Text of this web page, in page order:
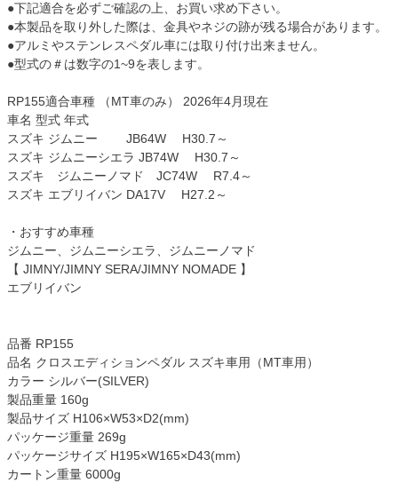
●下記適合を必ずご確認の上、お買い求め下さい。
●本製品を取り外した際は、金具やネジの跡が残る場合があります。
●アルミやステンレスペダル車には取り付け出来ません。
●型式の＃は数字の1~9を表します。
RP155適合車種 （MT車のみ） 2026年4月現在
車名 型式 年式
スズキ ジムニー JB64W H30.7～
スズキ ジムニーシエラ JB74W H30.7～
スズキ ジムニーノマド JC74W R7.4～
スズキ エブリイバン DA17V H27.2～
・おすすめ車種
ジムニー、ジムニーシエラ、ジムニーノマド
【 JIMNY/JIMNY SERA/JIMNY NOMADE 】
エブリイバン
品番 RP155
品名 クロスエディションペダル スズキ車用（MT車用）
カラー シルバー(SILVER)
製品重量 160g
製品サイズ H106×W53×D2(mm)
パッケージ重量 269g
パッケージサイズ H195×W165×D43(mm)
カートン重量 6000g